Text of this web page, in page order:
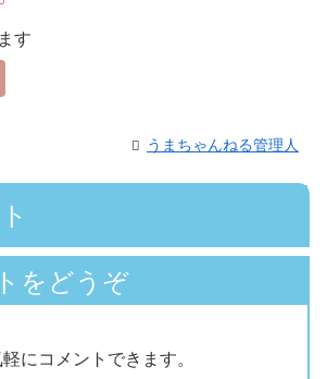
す
うまちゃんねる管理人
をどうぞ
にコメントできます。